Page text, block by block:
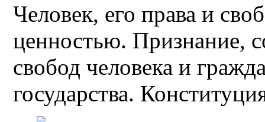
Человек, его права и
ценностью. Признание,
свобод человека и
государства.